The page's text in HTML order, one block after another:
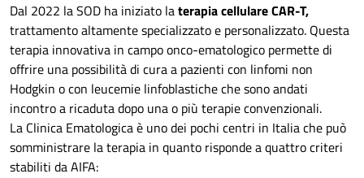
Dal 2022 la SOD ha iniziato laterapia cellulare CAR-T,
trattamento altamente specializzato e personalizzato. Questa
terapia innovativa in campo onco-ematologico permette di
offrire una possibilità di cura a pazienti con linfomi non
Hodgkin o con leucemie linfoblastiche che sono andati
incontro a ricaduta dopo una o più terapie convenzionali.
La Clinica Ematologica è uno dei pochi centri in Italia che può
somministrare la terapia in quanto risponde a quattro criteri
stabiliti da AIFA: